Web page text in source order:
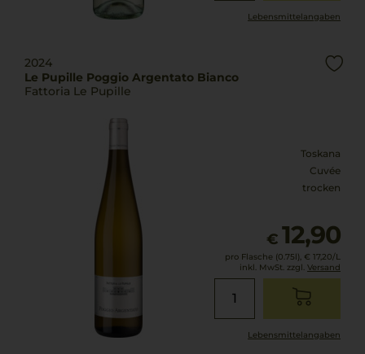
Lebensmittel­angaben
2024
Le Pupille Poggio Argentato Bianco
Fattoria Le Pupille
Toskana
Cuvée
trocken
€ 12,90
pro Flasche (0.75l), € 17,20/L
inkl. MwSt. zzgl. Versand
Lebensmittel­angaben